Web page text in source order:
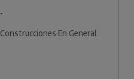
-
Construcciones En General.